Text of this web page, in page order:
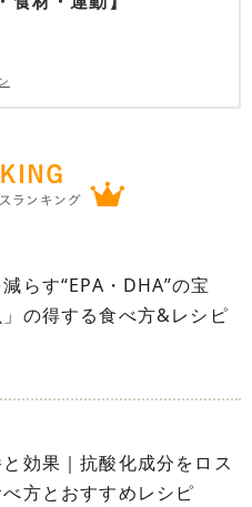
らす“EPA・DHA”の宝
の得する食べ方&レシピ
効果｜抗酸化成分をロス
方とおすすめレシピ